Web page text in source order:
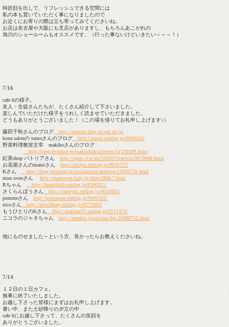
時折顔を出して、リフレッシュできる空間には
私の本も置いていただく事になりましたので
お近くにお寄りの際は立ち寄ってみてくださいね。
お店は名古屋や大阪にも支店がありますし、もちろんあこがれの
旭川のショールームもオススメです。（行った事ないけどいきたい～～～！）
7/16
cafe hの様子。
友人・生徒さんたちが、たくさん紹介して下さいました。
楽しんでいただけた様子をうれしく読ませていただきました。
どうもありがとうございました！（この場を借りてお礼申し上げます♪）
藤田千秋さんのブログ http://pancoo.blog.so-net.ne.jp/
kona salonの tomoさんのブログ http://tsnote.exblog.jp/9045016/
野菜料理教室主宰 makikoさんのブログ
http://blog.livedoor.jp/makisdish/archives/51130209.html
紅茶shop パトリアさん http://cplus.if-n.biz/5000974/article/0079848.html
お花屋さんのmamiさん http://irislyu.exblog.jp/8610727/
Kさん
http://blog.livedoor.jp/oisiidaisuki/archives/51095718.html
mon ovenさん http://mamoven.holy.jp/diary2008-7.html
Rちゃん
http://beautiful8.exblog.jp/8266311/
さくらんぼうさん http://cherrybs.exblog.jp/9055002/
pommeさん http://pommem.exblog.jp/9045362/
nicoさん http://nico2diary.exblog.jp/8272063/
もうひとりのKさん
http://usachan75.exblog.jp/9211375/
ニコラのジャネちゃん http://ameblo.jp/nicolas/day-20080715.html
他にものせました～という方、良かったらお教えくださいね。
7/14
１２日の１日カフェ。
無事に終了いたしました。
お越し下さった皆様にまずはお礼申し上げます。
暑い中、また土砂降りの夕立の中
cafe hにお越し下さって、たくさんの笑顔を
ありがとうございました。